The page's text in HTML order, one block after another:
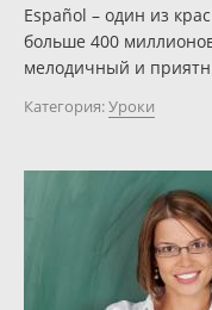
Español – один из
больше 400
мелодичный и
Категория:Уроки